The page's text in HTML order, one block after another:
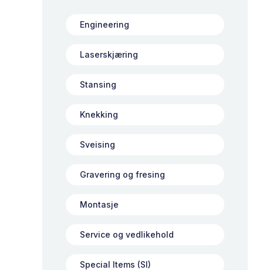
Engineering
Laserskjæring
Stansing
Knekking
Sveising
Gravering og fresing
Montasje
Service og vedlikehold
Special Items (SI)